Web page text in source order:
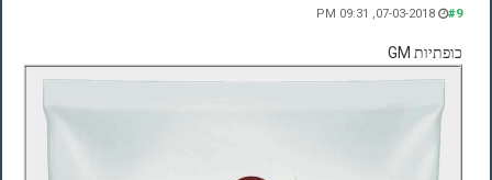
#9
כופתיות GM